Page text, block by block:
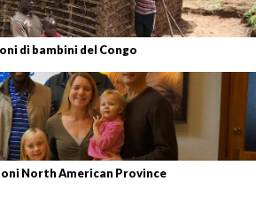
di bambini del Congo
North American Province